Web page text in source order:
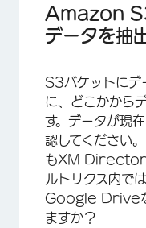
Amazon
データを抽
S3バケットにデ
に、どこかから
す。データが現
認してください
もXM Directory
ルトリクス内
Google Driveな
ますか？